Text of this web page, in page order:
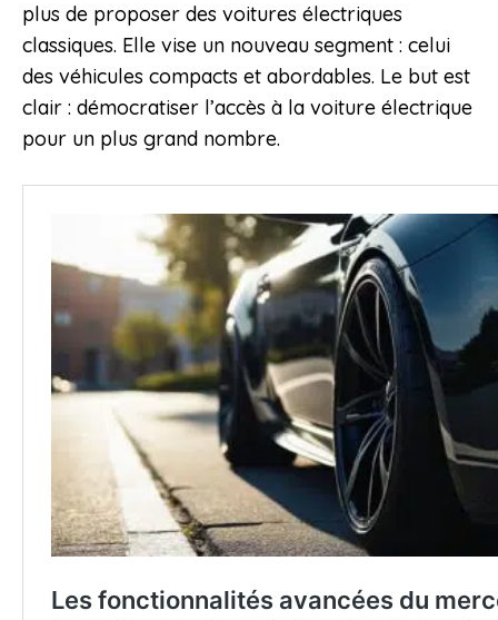
plus de proposer des voitures électriques
classiques. Elle vise un nouveau segment : celui
des véhicules compacts et abordables. Le but est
clair : démocratiser l’accès à la voiture électrique
pour un plus grand nombre.